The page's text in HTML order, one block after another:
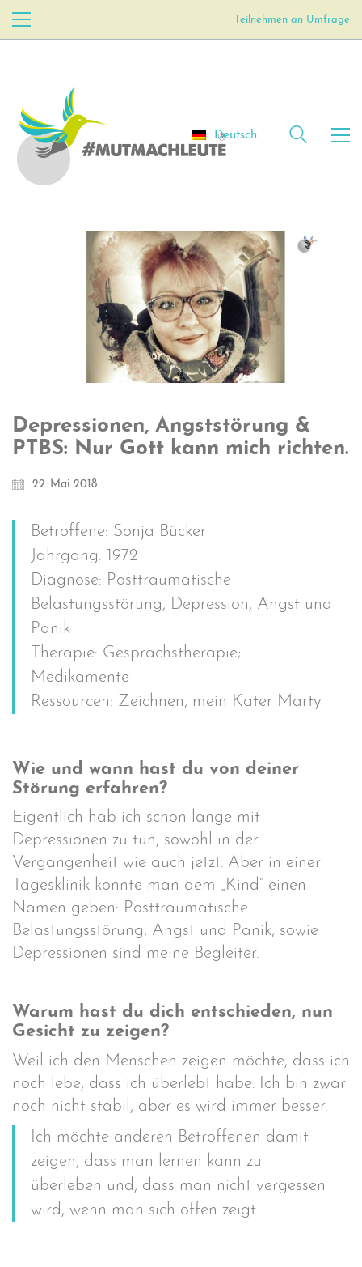
Teilnehmen an Umfrage
Deutsch
Depressionen, Angststörung &
PTBS: Nur Gott kann mich richten.
22. Mai 2018
Betroffene: Sonja Bücker
Jahrgang: 1972
Diagnose: Posttraumatische
Belastungsstörung, Depression, Angst und
Panik
Therapie: Gesprächstherapie;
Medikamente
Ressourcen: Zeichnen, mein Kater Marty
Wie und wann hast du von deiner
Störung erfahren?
Eigentlich hab ich schon lange mit
Depressionen zu tun, sowohl in der
Vergangenheit wie auch jetzt. Aber in einer
Tagesklinik konnte man dem „Kind“ einen
Namen geben: Posttraumatische
Belastungsstörung, Angst und Panik, sowie
Depressionen sind meine Begleiter.
Warum hast du dich entschieden, nun
Gesicht zu zeigen?
Weil ich den Menschen zeigen möchte, dass ich
noch lebe, dass ich überlebt habe. Ich bin zwar
noch nicht stabil, aber es wird immer besser.
Ich möchte anderen Betroffenen damit
zeigen, dass man lernen kann zu
überleben und, dass man nicht vergessen
wird, wenn man sich offen zeigt.